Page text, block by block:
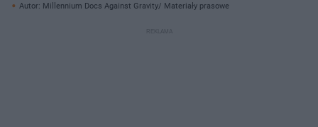
Autor: Millennium Docs Against Gravity/ Materiały prasowe